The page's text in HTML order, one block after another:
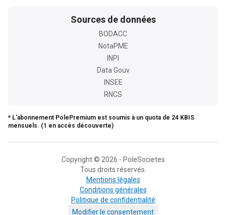
Sources de données
BODACC
NotaPME
INPI
Data Gouv
INSEE
RNCS
* L'abonnement PolePremium est soumis à un quota de 24 KBIS
mensuels. (1 en accès découverte)
Copyright © 2026 - PoleSocietes
Tous droits réservés.
Mentions légales
Conditions générales
Politique de confidentialité
Modifier le consentement